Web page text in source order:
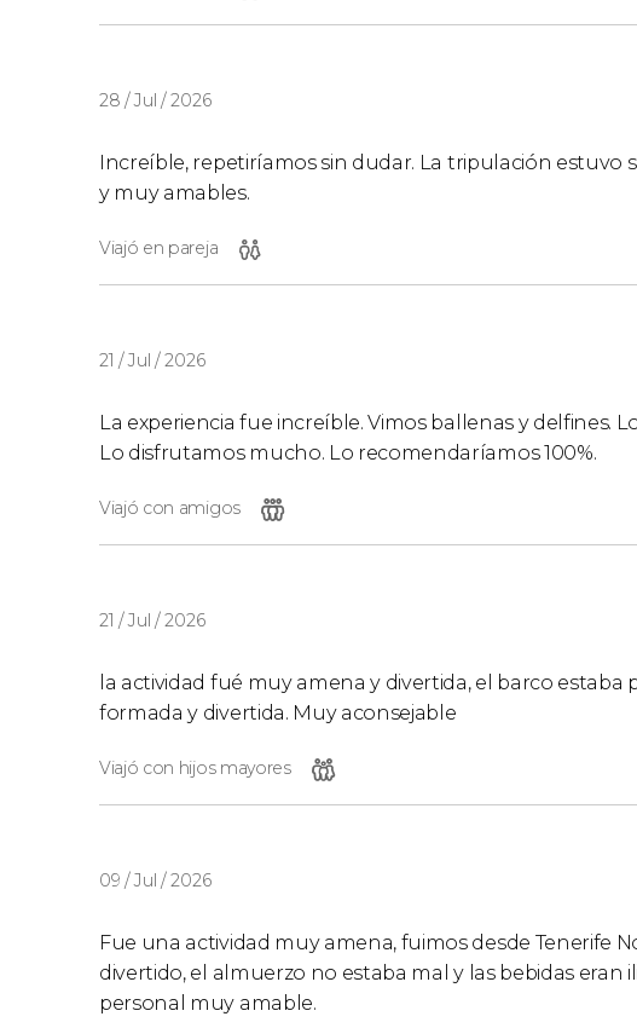
28 / Jul / 2026
Increíble, repetiríamos sin dudar. La tripulación
y muy amables.
Viajó en pareja
21 / Jul / 2026
La experiencia fue increíble. Vimos ballenas y delfines.
Lo disfrutamos mucho. Lo recomendaríamos 100%.
Viajó con amigos
21 / Jul / 2026
la actividad fué muy amena y divertida, el barco
formada y divertida. Muy aconsejable
Viajó con hijos mayores
09 / Jul / 2026
Fue una actividad muy amena, fuimos desde Tenerife
divertido, el almuerzo no estaba mal y las bebidas eran
personal muy amable.